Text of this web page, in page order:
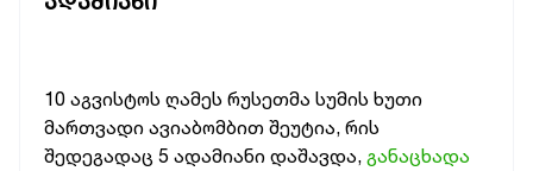
10 აგვისტოს ღამეს რუსეთმა სუმის ხუთი
მართვადი ავიაბომბით შეუტია, რის
შედეგადაც 5 ადამიანი დაშავდა, განაცხადა